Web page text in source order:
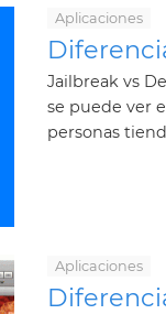
Aplicaciones
Jailbreak vs
se puede ver
personas
Aplicaciones